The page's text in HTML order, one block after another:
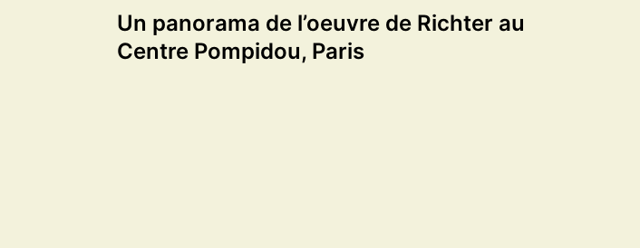
de
Un panorama de l’oeuvre de Richter au
Centre Pompidou, Paris